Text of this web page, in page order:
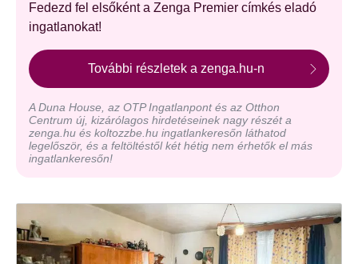
Fedezd fel elsőként a Zenga Premier címkés eladó
ingatlanokat!
További részletek a zenga.hu-n
A Duna House, az OTP Ingatlanpont és az Otthon
Centrum új, kizárólagos hirdetéseinek nagy részét a
zenga.hu és koltozzbe.hu ingatlankeresőn láthatod
legelőször, és a feltöltéstől két hétig nem érhetők el más
ingatlankeresőn!